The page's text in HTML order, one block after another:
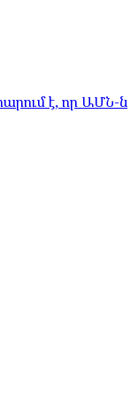
է, որ ԱՄՆ-ն